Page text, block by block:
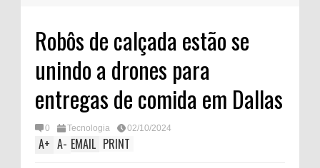
Robôs de calçada estão se
unindo a drones para
entregas de comida em Dallas
0 Tecnologia 02/10/2024
A+ A- EMAIL PRINT